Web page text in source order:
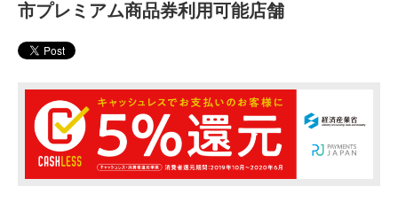
市プレミアム商品券利用可能店舗